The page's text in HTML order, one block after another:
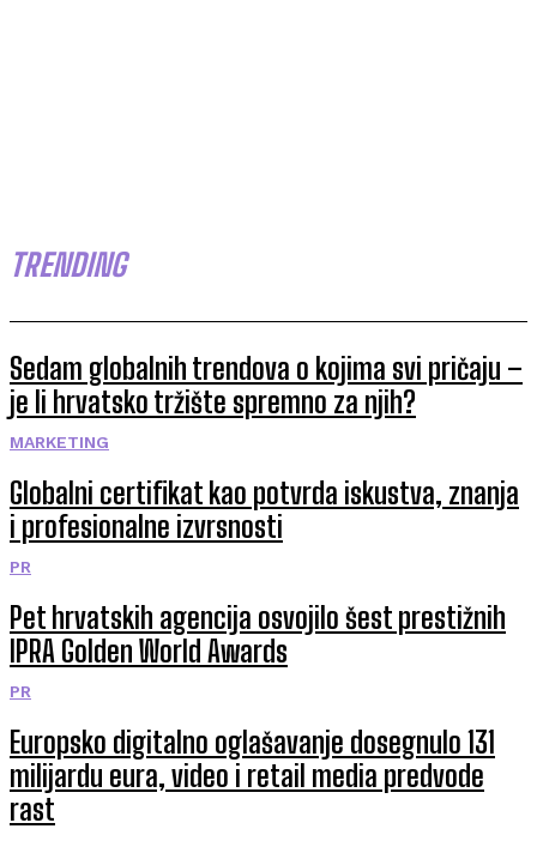
TRENDING
Sedam globalnih trendova o kojima svi pričaju –
je li hrvatsko tržište spremno za njih?
MARKETING
Globalni certifikat kao potvrda iskustva, znanja
i profesionalne izvrsnosti
PR
Pet hrvatskih agencija osvojilo šest prestižnih
IPRA Golden World Awards
PR
Europsko digitalno oglašavanje dosegnulo 131
milijardu eura, video i retail media predvode
rast